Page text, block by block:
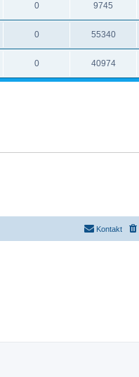
0 9745
0 55340
0 40974
Kontakt